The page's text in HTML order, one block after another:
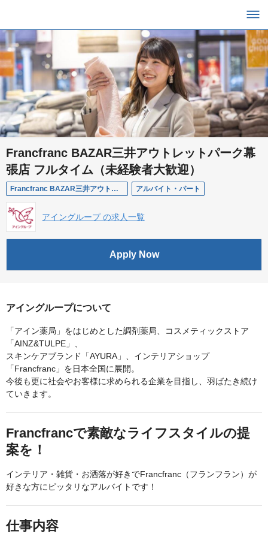
Francfranc BAZAR三井アウトレットパーク幕
張店 フルタイム（未経験者大歓迎）
Francfranc BAZAR三井アウトレットパーク幕張店 アルバイト・パート
アイングループ の求人一覧
Apply Now
アイングループについて
「アイン薬局」をはじめとした調剤薬局、コスメティックストア
「AINZ&TULPE」、
スキンケアブランド「AYURA」、インテリアショップ
「Francfranc」を日本全国に展開。
今後も更に社会やお客様に求められる企業を目指し、羽ばたき続け
ていきます。
Francfrancで素敵なライフスタイルの提
案を！
インテリア・雑貨・お洒落が好きでFrancfranc（フランフラン）が
好きな方にピッタリなアルバイトです！
仕事内容